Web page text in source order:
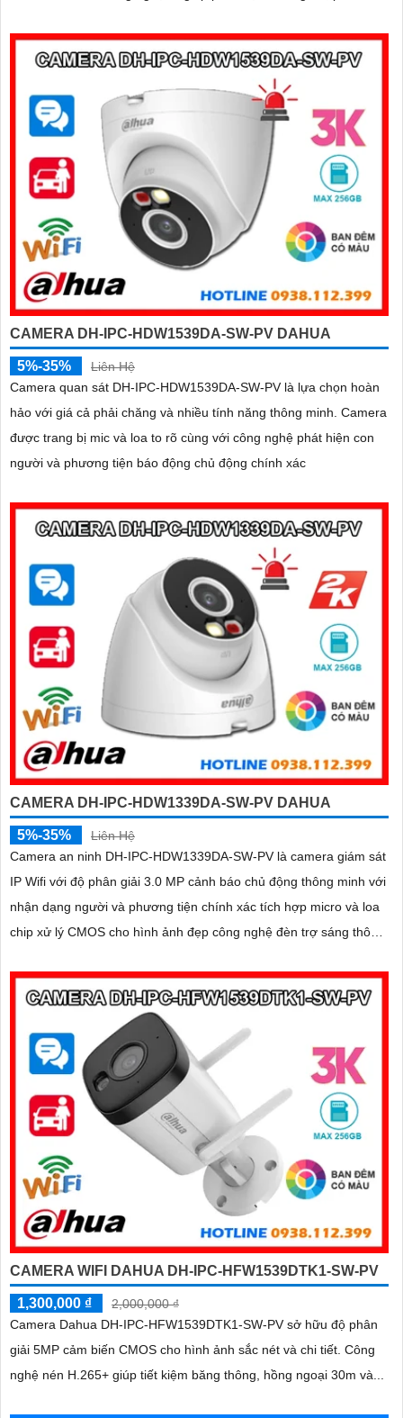
CAMERA DH-IPC-HDW1539DA-SW-PV DAHUA
5%-35%
Liên Hệ
Camera quan sát DH-IPC-HDW1539DA-SW-PV là lựa chọn hoàn
hảo với giá cả phải chăng và nhiều tính năng thông minh. Camera
được trang bị mic và loa to rõ cùng với công nghệ phát hiện con
người và phương tiện báo động chủ động chính xác
CAMERA DH-IPC-HDW1339DA-SW-PV DAHUA
5%-35%
Liên Hệ
Camera an ninh DH-IPC-HDW1339DA-SW-PV là camera giám sát
IP Wifi với độ phân giải 3.0 MP cảnh báo chủ động thông minh với
nhận dạng người và phương tiện chính xác tích hợp micro và loa
chip xử lý CMOS cho hình ảnh đẹp công nghệ đèn trợ sáng thông
văn phòng, cửa hàng,
CAMERA WIFI DAHUA DH-IPC-HFW1539DTK1-SW-PV
1,300,000 ₫
2,000,000 ₫
Camera Dahua DH-IPC-HFW1539DTK1-SW-PV sở hữu độ phân
giải 5MP cảm biến CMOS cho hình ảnh sắc nét và chi tiết. Công
nghệ nén H.265+ giúp tiết kiệm băng thông, hồng ngoại 30m và...